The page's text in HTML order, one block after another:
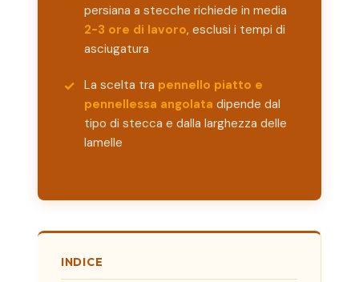
persiana a stecche richiede in media
2-3 ore di lavoro, esclusi i tempi di
asciugatura
La scelta tra pennello piatto e
pennellessa angolata dipende dal
tipo di stecca e dalla larghezza delle
lamelle
INDICE